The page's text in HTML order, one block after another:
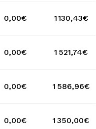
0,00€ 1 130,43€
0,00€ 1 521,74€
0,00€ 1 586,96€
0,00€ 1 350,00€